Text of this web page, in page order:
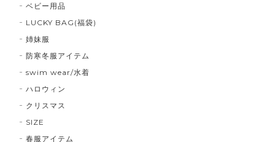
ベビー用品
LUCKY BAG(福袋)
姉妹服
防寒冬服アイテム
swim wear/水着
ハロウィン
クリスマス
SIZE
春服アイテム